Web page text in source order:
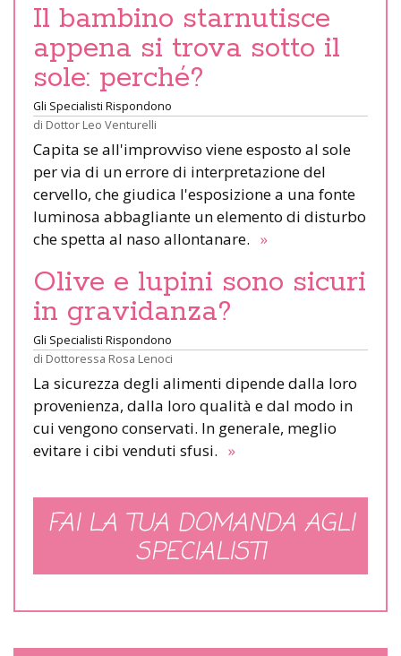
Il bambino starnutisce
appena si trova sotto il
sole: perché?
Gli Specialisti Rispondono
di Dottor Leo Venturelli
Capita se all'improvviso viene esposto al sole
per via di un errore di interpretazione del
cervello, che giudica l'esposizione a una fonte
luminosa abbagliante un elemento di disturbo
che spetta al naso allontanare. »
Olive e lupini sono sicuri
in gravidanza?
Gli Specialisti Rispondono
di Dottoressa Rosa Lenoci
La sicurezza degli alimenti dipende dalla loro
provenienza, dalla loro qualità e dal modo in
cui vengono conservati. In generale, meglio
evitare i cibi venduti sfusi. »
FAI LA TUA DOMANDA AGLI
SPECIALISTI